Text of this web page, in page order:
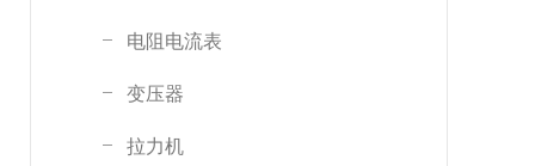
电阻电流表
变压器
拉力机